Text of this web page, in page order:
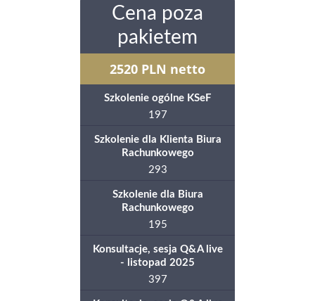
Cena poza
pakietem
2520 PLN netto
Szkolenie ogólne KSeF
197
Szkolenie dla Klienta Biura
Rachunkowego
293
Szkolenie dla Biura
Rachunkowego
195
Konsultacje, sesja Q&A live
- listopad 2025
397